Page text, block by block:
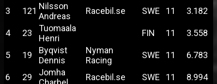
3 121 Nilsson
Andreas
Racebil.se SWE 11 3.182
4 23
Tuomaala
Henri
FIN 11 3.558
5 19
Byqvist
Dennis
Nyman
Racing
SWE 11 6.783
6 29
Jomha
Racebil.se SWE 11 8.994